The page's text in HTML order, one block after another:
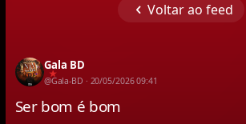
Voltar ao feed
Gala BD
★
@Gala-BD · 20/05/2026 09:41
Ser bom é bom